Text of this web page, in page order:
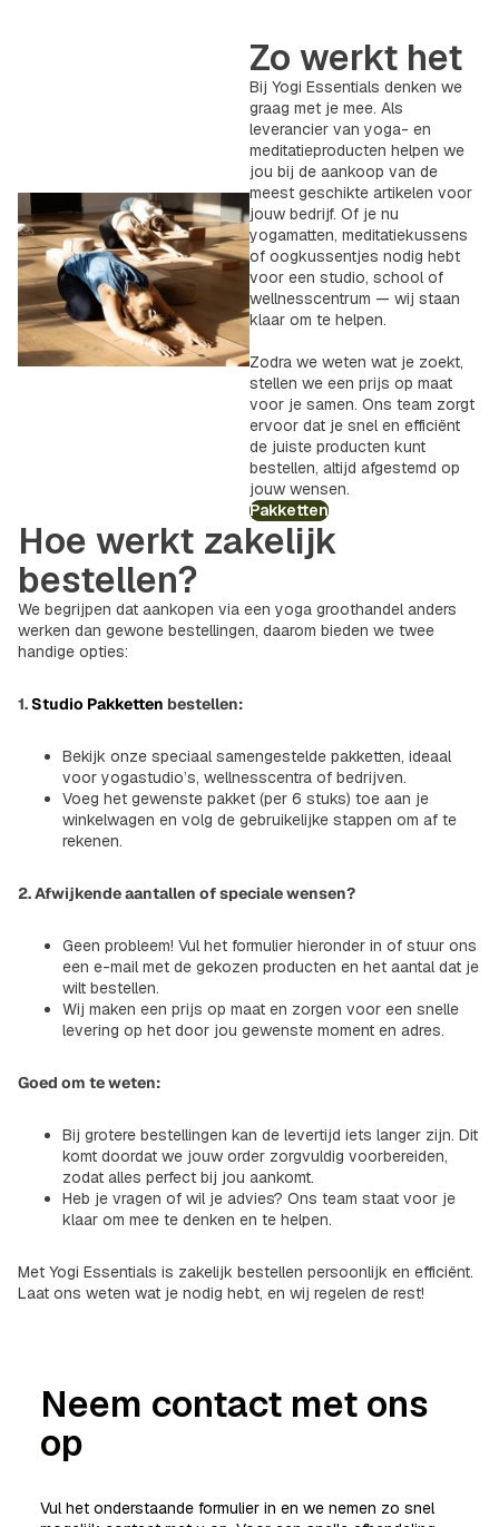
Zo werkt het
Bij Yogi Essentials denken we
graag met je mee. Als
leverancier van yoga- en
meditatieproducten helpen we
jou bij de aankoop van de
meest geschikte artikelen voor
jouw bedrijf. Of je nu
yogamatten, meditatiekussens
of oogkussentjes nodig hebt
voor een studio, school of
wellnesscentrum — wij staan
klaar om te helpen.
Zodra we weten wat je zoekt,
stellen we een prijs op maat
voor je samen. Ons team zorgt
ervoor dat je snel en efficiënt
de juiste producten kunt
bestellen, altijd afgestemd op
jouw wensen.
Pakketten
Hoe werkt zakelijk
bestellen?
We begrijpen dat aankopen via een yoga groothandel anders
werken dan gewone bestellingen, daarom bieden we twee
handige opties:
1.Studio Pakketten bestellen:
Bekijk onze speciaal samengestelde pakketten, ideaal
voor yogastudio’s, wellnesscentra of bedrijven.
Voeg het gewenste pakket (per 6 stuks) toe aan je
winkelwagen en volg de gebruikelijke stappen om af te
rekenen.
2. Afwijkende aantallen of speciale wensen?
Geen probleem! Vul het formulier hieronder in of stuur ons
een e-mail met de gekozen producten en het aantal dat je
wilt bestellen.
Wij maken een prijs op maat en zorgen voor een snelle
levering op het door jou gewenste moment en adres.
Goed om te weten:
Bij grotere bestellingen kan de levertijd iets langer zijn. Dit
komt doordat we jouw order zorgvuldig voorbereiden,
zodat alles perfect bij jou aankomt.
Heb je vragen of wil je advies? Ons team staat voor je
klaar om mee te denken en te helpen.
Met Yogi Essentials is zakelijk bestellen persoonlijk en efficiënt.
Laat ons weten wat je nodig hebt, en wij regelen de rest!
Neem contact met ons
op
Vul het onderstaande formulier in en we nemen zo snel